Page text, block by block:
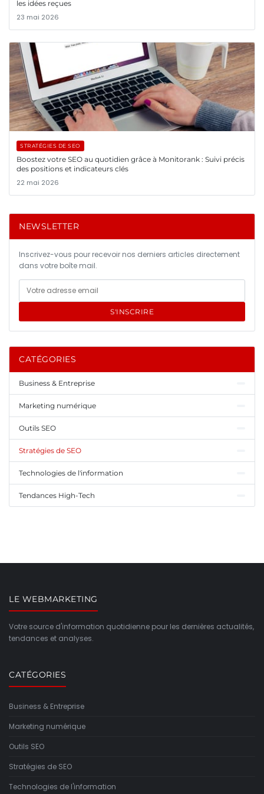
les idées reçues
23 mai 2026
STRATÉGIES DE SEO
Boostez votre SEO au quotidien grâce à Monitorank : Suivi précis
des positions et indicateurs clés
22 mai 2026
NEWSLETTER
Inscrivez-vous pour recevoir nos derniers articles directement
dans votre boîte mail.
S'INSCRIRE
CATÉGORIES
Business & Entreprise
Marketing numérique
Outils SEO
Stratégies de SEO
Technologies de l'information
Tendances High-Tech
LE WEBMARKETING
Votre source d'information quotidienne pour les dernières actualités,
tendances et analyses.
CATÉGORIES
Business & Entreprise
Marketing numérique
Outils SEO
Stratégies de SEO
Technologies de l'information